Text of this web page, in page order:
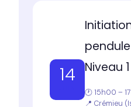
14
Niveau 1
🕐 15h00 –
📍 Crémieu